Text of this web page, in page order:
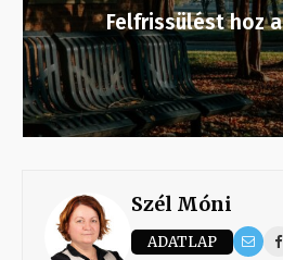
Felfrissülést hoz
Szél Móni
ADATLAP